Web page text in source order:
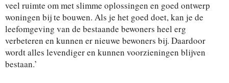
veel ruimte om met slimme oplossingen en goed ontwerp
woningen bij te bouwen. Als je het goed doet, kan je de
leefomgeving van de bestaande bewoners heel erg
verbeteren en kunnen er nieuwe bewoners bij. Daardoor
wordt alles levendiger en kunnen voorzieningen blijven
bestaan.’